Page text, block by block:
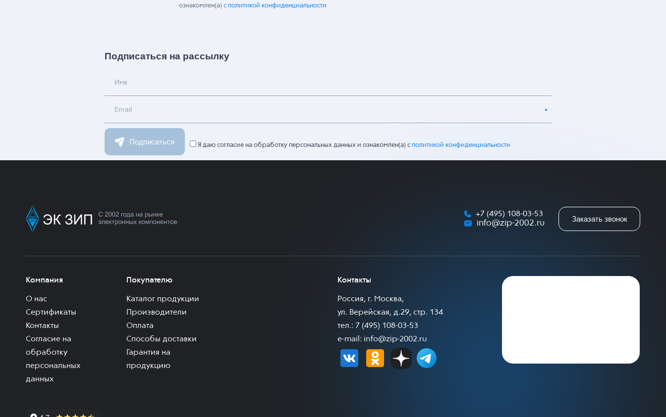
ознакомлен(а) с политикой конфиденциальности
Подписаться на рассылку
Имя
Email
Подписаться Я даю согласие на обработку персональных данных и ознакомлен(а) с политикой конфиденциальности
+7 (495) 108-03-53
info@zip-2002.ru
Заказать звонок
Компания
О нас
Сертификаты
Контакты
Согласие на
обработку
персональных
данных
Покупателю
Каталог продукции
Производители
Оплата
Способы доставки
Гарантия на
продукцию
Контакты
Россия, г. Москва,
ул. Верейская, д.29, стр. 134
тел.: 7 (495) 108-03-53
e-mail: info@zip-2002.ru